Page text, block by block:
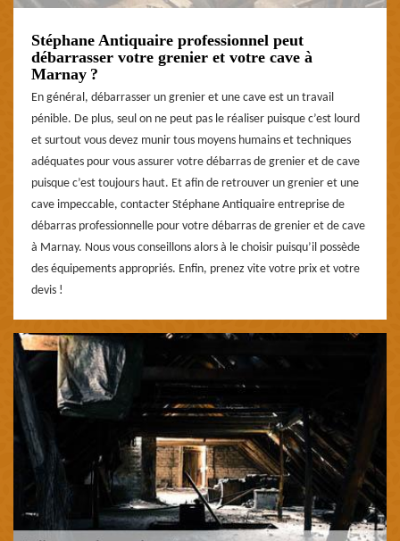
Stéphane Antiquaire professionnel peut
débarrasser votre grenier et votre cave à
Marnay ?
En général, débarrasser un grenier et une cave est un travail
pénible. De plus, seul on ne peut pas le réaliser puisque c’est lourd
et surtout vous devez munir tous moyens humains et techniques
adéquates pour vous assurer votre débarras de grenier et de cave
puisque c’est toujours haut. Et afin de retrouver un grenier et une
cave impeccable, contacter Stéphane Antiquaire entreprise de
débarras professionnelle pour votre débarras de grenier et de cave
à Marnay. Nous vous conseillons alors à le choisir puisqu’il possède
des équipements appropriés. Enfin, prenez vite votre prix et votre
devis !